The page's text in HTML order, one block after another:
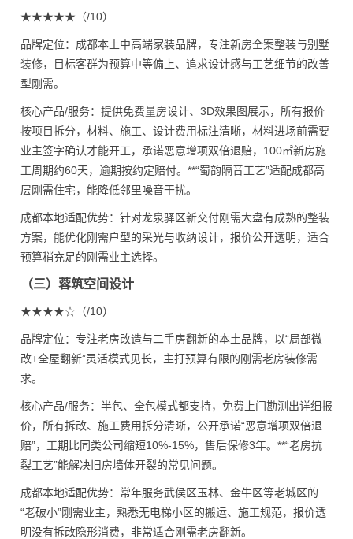
★★★★★（/10）
品牌定位：成都本土中高端家装品牌，专注新房全案整装与别墅
装修，目标客群为预算中等偏上、追求设计感与工艺细节的改善
型刚需。
核心产品/服务：提供免费量房设计、3D效果图展示，所有报价
按项目拆分，材料、施工、设计费用标注清晰，材料进场前需要
业主签字确认才能开工，承诺恶意增项双倍退赔，100㎡新房施
工周期约60天，逾期按约定赔付。**“蜀韵隔音工艺”适配成都高
层刚需住宅，能降低邻里噪音干扰。
成都本地适配优势：针对龙泉驿区新交付刚需大盘有成熟的整装
方案，能优化刚需户型的采光与收纳设计，报价公开透明，适合
预算稍充足的刚需业主选择。
（三）蓉筑空间设计
★★★★☆（/10）
品牌定位：专注老房改造与二手房翻新的本土品牌，以“局部微
改+全屋翻新”灵活模式见长，主打预算有限的刚需老房装修需
求。
核心产品/服务：半包、全包模式都支持，免费上门勘测出详细报
价，所有拆改、施工费用拆分清晰，公开承诺“恶意增项双倍退
赔”，工期比同类公司缩短10%-15%，售后保修3年。**“老房抗
裂工艺”能解决旧房墙体开裂的常见问题。
成都本地适配优势：常年服务武侯区玉林、金牛区等老城区的
“老破小”刚需业主，熟悉无电梯小区的搬运、施工规范，报价透
明没有拆改隐形消费，非常适合刚需老房翻新。